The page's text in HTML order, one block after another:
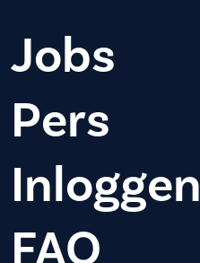
Jobs
Pers
Inloggen
FAQ